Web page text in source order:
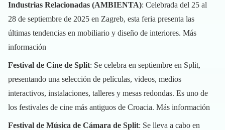
Industrias Relacionadas (AMBIENTA): Celebrada del 25 al
28 de septiembre de 2025 en Zagreb, esta feria presenta las
últimas tendencias en mobiliario y diseño de interiores. Más
información
Festival de Cine de Split: Se celebra en septiembre en Split,
presentando una selección de películas, videos, medios
interactivos, instalaciones, talleres y mesas redondas. Es uno de
los festivales de cine más antiguos de Croacia. Más información
Festival de Música de Cámara de Split: Se lleva a cabo en